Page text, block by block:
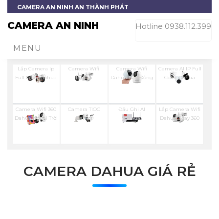
CAMERA AN NINH AN THÀNH PHÁT
CAMERA AN NINH Hotline 0938.112.399
MENU
Lắp Camera Ip
Full Color Dahua
Camera Wifi
Dahua
Camera Wifi
Dahua Báo Động
Camera AI IP Full
Color Dahua
Camera Wifi 360
Dahua Ngoài Trời
Camera TIOC
Dahua
Đầu Ghi AI
Dahua
Lắp Camera Wifi
Dahua Xoay 360
CAMERA DAHUA GIÁ RẺ